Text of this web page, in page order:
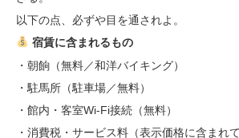
以下の点、必ずや目を通されよ。
宿賃に含まれるもの
・朝餉（無料／和洋バイキング）
・駐馬所（駐車場／無料）
・館内・客室Wi-Fi接続（無料）
・消費税・サービス料（表示価格に含まれて